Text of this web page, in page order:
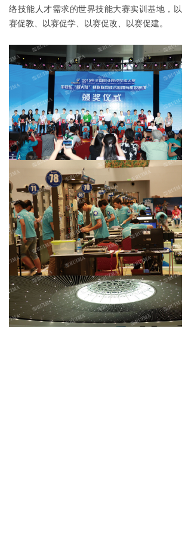
络技能人才需求的世界技能大赛实训基地，以
赛促教、以赛促学、以赛促改、以赛促建。